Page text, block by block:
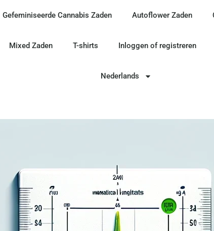
Gefeminiseerde Cannabis Zaden Autoflower Zaden
Mixed Zaden T-shirts Inloggen of registreren
Nederlands